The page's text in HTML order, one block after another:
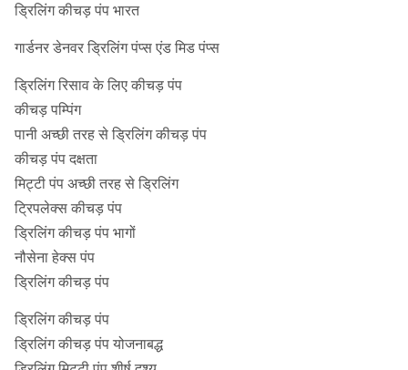
ड्रिलिंग कीचड़ पंप भारत
गार्डनर डेनवर ड्रिलिंग पंप्स एंड मिड पंप्स
ड्रिलिंग रिसाव के लिए कीचड़ पंप
कीचड़ पम्पिंग
पानी अच्छी तरह से ड्रिलिंग कीचड़ पंप
कीचड़ पंप दक्षता
मिट्टी पंप अच्छी तरह से ड्रिलिंग
ट्रिपलेक्स कीचड़ पंप
ड्रिलिंग कीचड़ पंप भागों
नौसेना हेक्स पंप
ड्रिलिंग कीचड़ पंप
ड्रिलिंग कीचड़ पंप
ड्रिलिंग कीचड़ पंप योजनाबद्ध